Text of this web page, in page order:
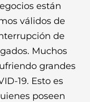
están
válidos de
de
Muchos
grandes
19. Esto es
poseen